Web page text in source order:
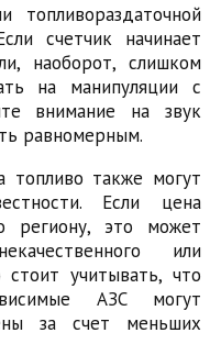
топливораздаточной
счетчик начинает
наоборот, слишком
на манипуляции с
внимание на звук
равномерным.
топливо также могут
Если цена
региону, это может
или
стоит учитывать, что
АЗС могут
за счет меньших